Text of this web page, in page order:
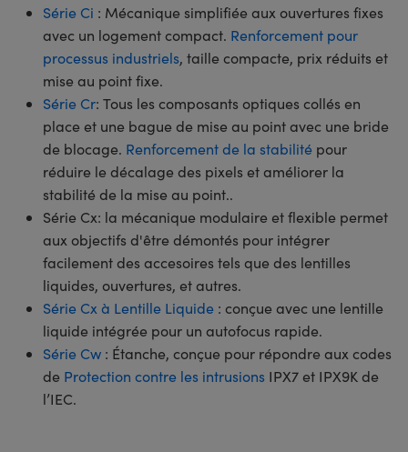
Série Ci : Mécanique simplifiée aux ouvertures fixes
avec un logement compact. Renforcement pour
processus industriels, taille compacte, prix réduits et
mise au point fixe.
Série Cr: Tous les composants optiques collés en
place et une bague de mise au point avec une bride
de blocage. Renforcement de la stabilité pour
réduire le décalage des pixels et améliorer la
stabilité de la mise au point..
Série Cx: la mécanique modulaire et flexible permet
aux objectifs d'être démontés pour intégrer
facilement des accesoires tels que des lentilles
liquides, ouvertures, et autres.
Série Cx à Lentille Liquide : conçue avec une lentille
liquide intégrée pour un autofocus rapide.
Série Cw : Étanche, conçue pour répondre aux codes
de Protection contre les intrusions IPX7 et IPX9K de
l’IEC.